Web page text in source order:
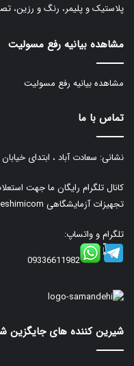
پلاستیک و پلیمر، رنگ و رزین،
مشاهده بیانیه رفع مسولیت
مشاهده بیانیه رفع مسولیت
تماس با ما
نشانی: سعادت آباد ، ابتدای
کانال تلگرام رایگان ما جهت
تجهیزات آزمایشگاهی
تلگرام و واتساپ:
09336611982
شیرین کننده های جایگزین